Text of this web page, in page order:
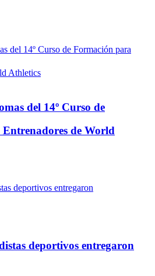
del 14º Curso de
de World
deportivos entregaron